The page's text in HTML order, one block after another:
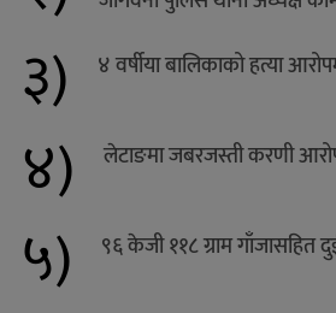
३) ४ वर्षीया बालिकाको हत्या
४) लेटाङमा जबरजस्ती करणी
५) ९६ केजी ११८ ग्राम गाँजासहित